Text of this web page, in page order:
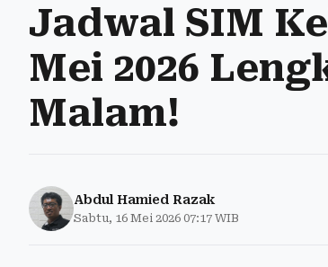
Jadwal SIM
Mei 2026
Malam!
Abdul Hamied Razak
Sabtu, 16 Mei 2026 07:17 WIB